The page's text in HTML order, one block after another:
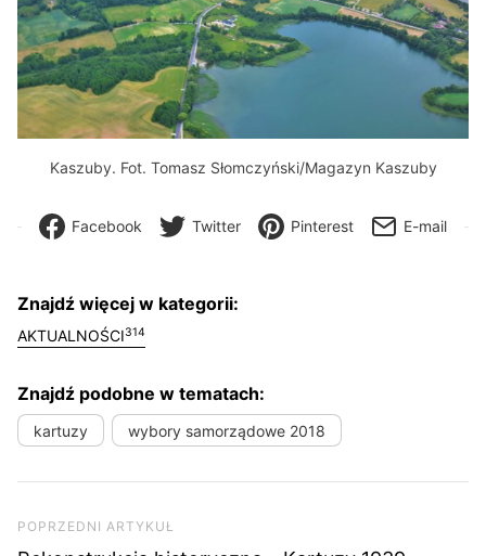
Kaszuby. Fot. Tomasz Słomczyński/Magazyn Kaszuby
Facebook Twitter Pinterest E-mail
Znajdź więcej w kategorii:
AKTUALNOŚCI314
Znajdź podobne w tematach:
kartuzy wybory samorządowe 2018
Poprzedni artykuł
POPRZEDNI ARTYKUŁ